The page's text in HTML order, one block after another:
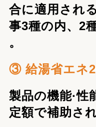
合に適用され
事3種の内、2
。
③ 給湯省エネ
製品の機能·性
定額で補助され